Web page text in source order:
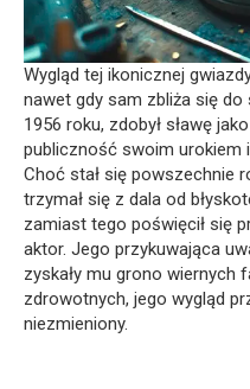
Wygląd tej ikonicznej
nawet gdy sam zbliża się
1956 roku, zdobył sławę
publiczność swoim urokiem
Choć stał się powszechnie
trzymał się z dala od
zamiast tego poświęcił się
aktor. Jego przykuwająca
zyskały mu grono wiernych
zdrowotnych, jego wygląd
niezmieniony.